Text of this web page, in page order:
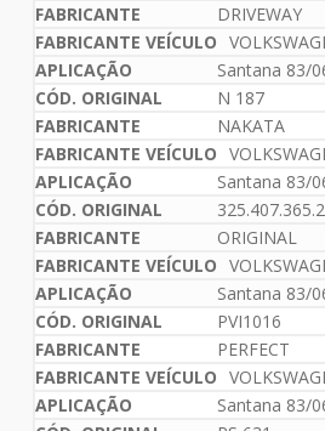
DRIVEWAY
Santana 83/
N 187
NAKATA
Santana 83/
325.407.365.2
ORIGINAL
Santana 83/
PVI1016
PERFECT
Santana 83/